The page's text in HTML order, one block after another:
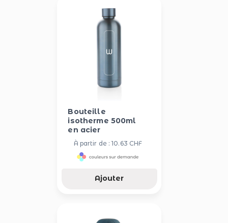
Bouteille
isotherme 500ml
en acier
À partir de : 10.63 CHF
Ajouter